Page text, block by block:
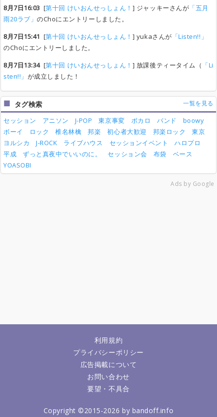
8月7日16:03 [第十回 けいおんせっしょん！ ] ジャッキーさんが 「五月
雨20ラブ」のChoにエントリーしました。
8月7日15:41 [第十回 けいおんせっしょん！ ] yukaさんが 「Listen!!」
のChoにエントリーしました。
8月7日13:34[第十回 けいおんせっしょん！ ] 放課後ティータイム（ 「Li
sten!!」 が成立しました！
タグ検索 一覧を見る
セッション アニソン J-POP 東京事変 ボカロ バンド
boowy
ボーイ
ロック 椎名林檎 邦楽 初心者大歓迎 邦楽ロック
東京
ヨルシカ
J-ROCK ライブハウス セッションイベント
ハロプロ
平成
ずっと真夜中でいいのに。 セッション会 布袋
ベース
YOASOBI
Ads by Google
利用規約
プライバシーポリシー
広告掲載について
お問い合わせ
要望・不具合
Copyright ©2015-2026 by bandoff.info